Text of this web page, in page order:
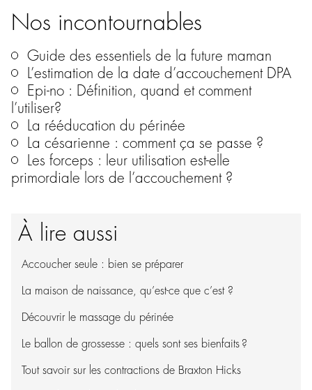
Nos incontournables
Guide des essentiels de la future maman
L’estimation de la date d’accouchement DPA
Epi-no : Définition, quand et comment
l’utiliser?
La rééducation du périnée
La césarienne : comment ça se passe ?
Les forceps : leur utilisation est-elle
primordiale lors de l’accouchement ?
À lire aussi
Accoucher seule : bien se préparer
La maison de naissance, qu’est-ce que c’est ?
Découvrir le massage du périnée
Le ballon de grossesse : quels sont ses bienfaits ?
Tout savoir sur les contractions de Braxton Hicks